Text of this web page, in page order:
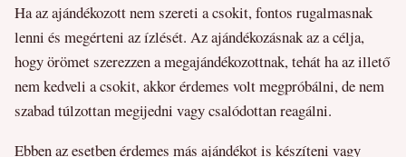
Ha az ajándékozott nem szereti a csokit, fontos rugalmasnak
lenni és megérteni az ízlését. Az ajándékozásnak az a célja,
hogy örömet szerezzen a megajándékozottnak, tehát ha az illető
nem kedveli a csokit, akkor érdemes volt megpróbálni, de nem
szabad túlzottan megijedni vagy csalódottan reagálni.
Ebben az esetben érdemes más ajándékot is készíteni vagy